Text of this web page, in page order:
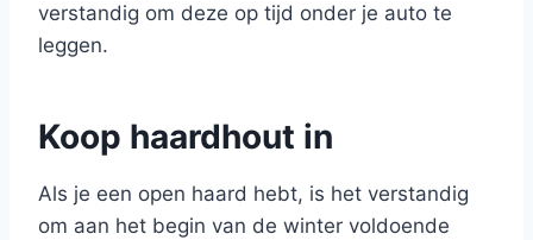
verstandig om deze op tijd onder je auto te
leggen.
Koop haardhout in
Als je een open haard hebt, is het verstandig
om aan het begin van de winter voldoende